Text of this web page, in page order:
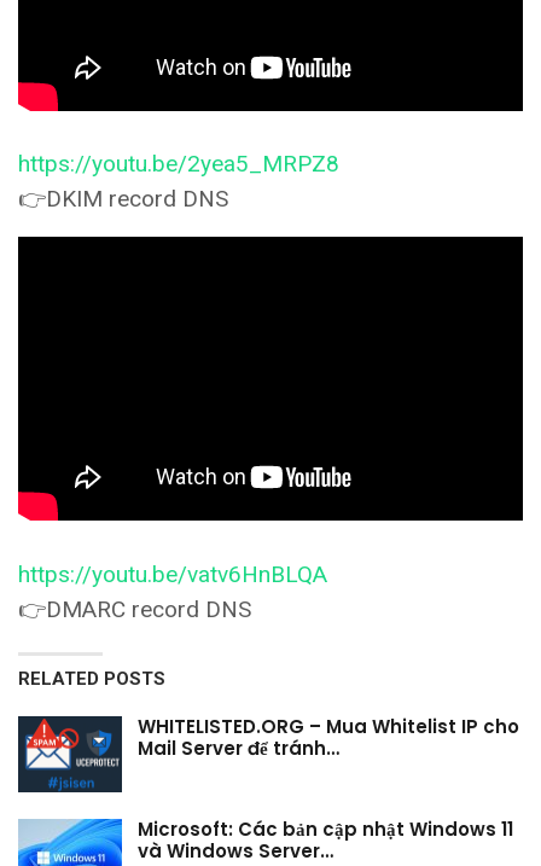
https://youtu.be/2yea5_MRPZ8
👉DKIM record DNS
https://youtu.be/vatv6HnBLQA
👉DMARC record DNS
RELATED POSTS
WHITELISTED.ORG – Mua Whitelist IP cho
Mail Server để tránh…
Microsoft: Các bản cập nhật Windows 11
và Windows Server…